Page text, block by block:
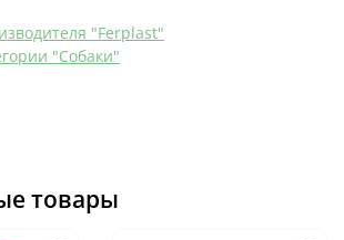
"Ferplast"
"Собаки"
товары